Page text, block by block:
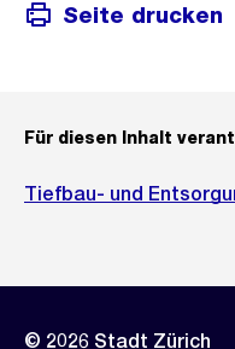
Seite drucken
Für diesen Inhalt
Tiefbau- und
© 2026 Stadt Zürich